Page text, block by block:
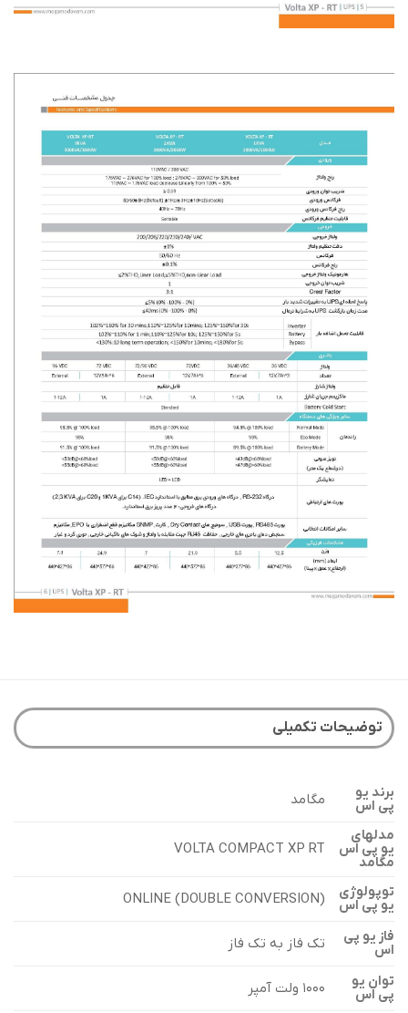
توضیحات تکمیلی
برند یو
پی اس مگامد
مدلهای
یو پی اس
مگامد
VOLTA COMPACT XP RT
توپولوژی
یو پی اس ONLINE (DOUBLE CONVERSION)
فاز یو پی
اس تک فاز به تک فاز
توان یو
پی اس ۱۰۰۰ ولت آمپر